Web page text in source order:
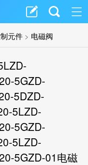
元件 > 电磁阀
5GZD-
5DZD-
5LZD-
5GZD-
5LZD-
5GZD-01电磁